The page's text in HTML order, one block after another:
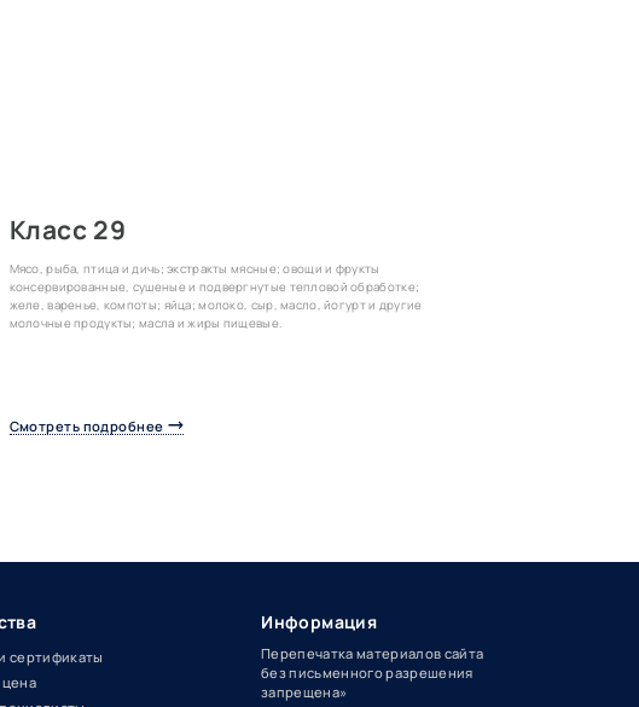
Класс 29
Мясо, рыба, птица и дичь; экстракты мясные; овощи и фрукты
консервированные, сушеные и подвергнутые тепловой обработке;
желе, варенье, компоты; яйца; молоко, сыр, масло, йогурт и другие
молочные продукты; масла и жиры пищевые.
Смотреть подробнее
сертификаты
цена
Информация
Перепечатка материалов сайта
без письменного разрешения
запрещена»